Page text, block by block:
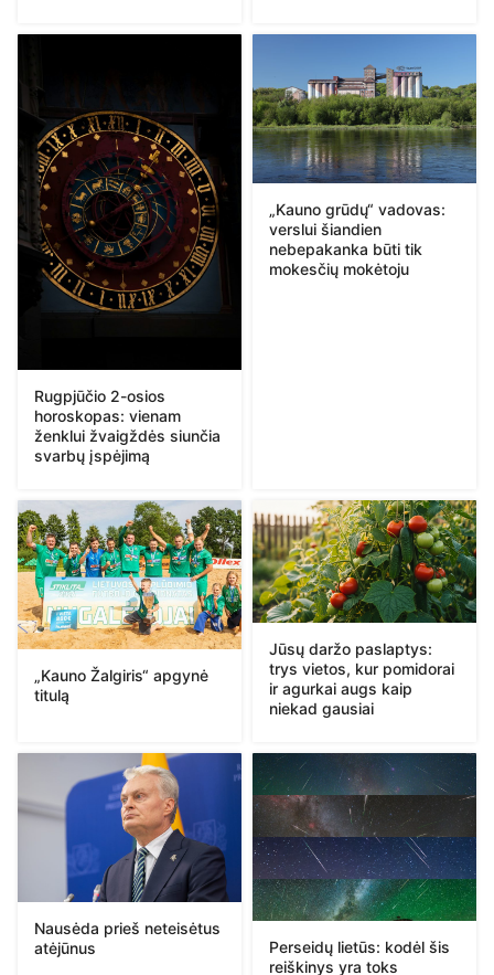
Rugpjūčio 2-osios
horoskopas: vienam
ženklui žvaigždės siunčia
svarbų įspėjimą
„Kauno grūdų“ vadovas:
verslui šiandien
nebepakanka būti tik
mokesčių mokėtoju
„Kauno Žalgiris“ apgynė
titulą
Jūsų daržo paslaptys:
trys vietos, kur pomidorai
ir agurkai augs kaip
niekad gausiai
Nausėda prieš neteisėtus
atėjūnus
Perseidų lietūs: kodėl šis
reiškinys yra toks